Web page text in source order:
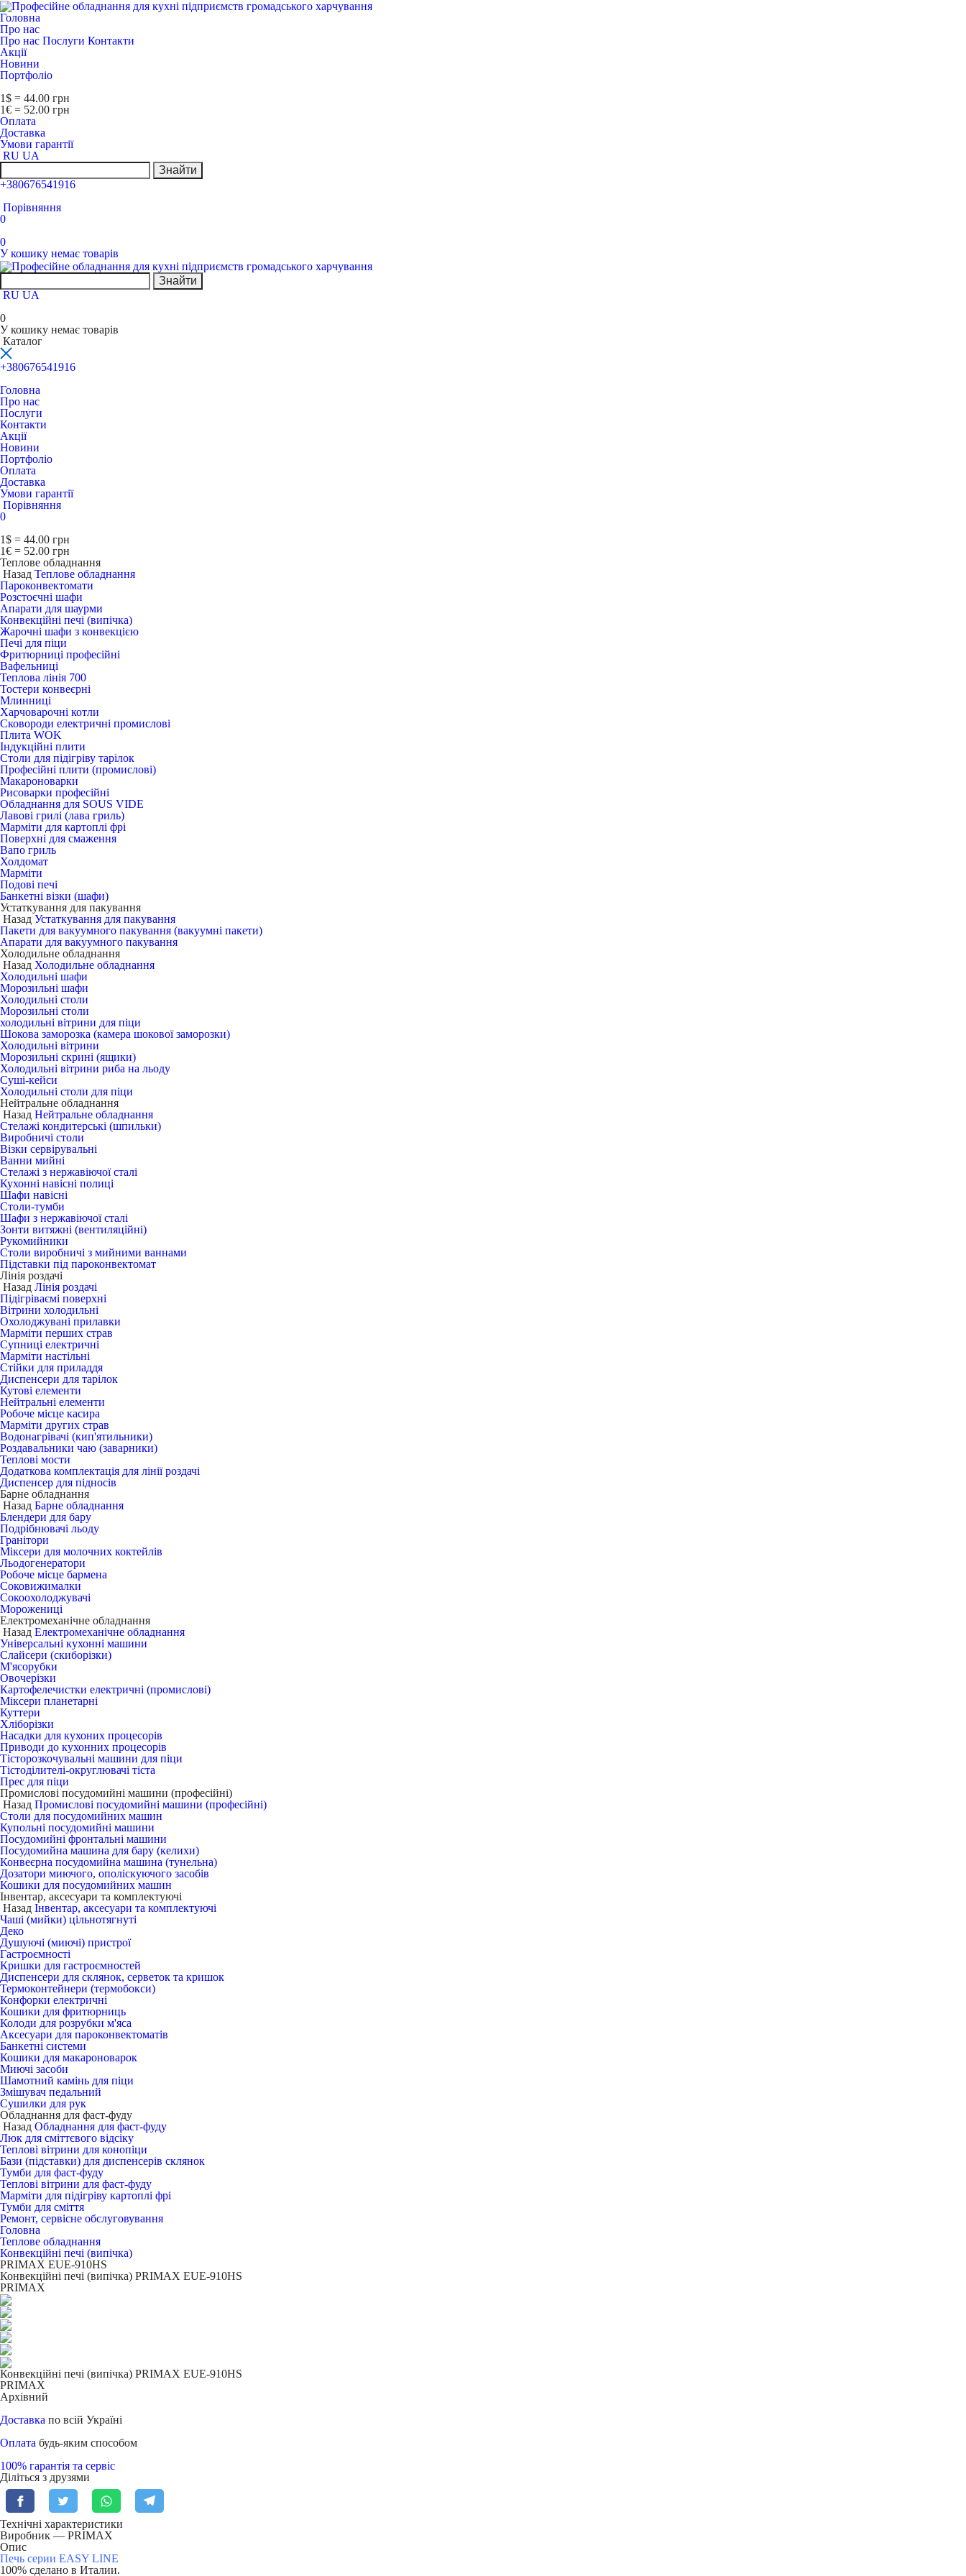
Головна
Про нас
Про нас Послуги Контакти
Акції
Новини
Портфоліо
1$ = 44.00 грн
1€ = 52.00 грн
Оплата
Доставка
Умови гарантії
RU UA
Знайти
+380676541916
Порівняння
0
0
У кошику немає товарів
Знайти
RU UA
0
У кошику немає товарів
Каталог
+380676541916
Головна
Про нас
Послуги
Контакти
Акції
Новини
Портфоліо
Оплата
Доставка
Умови гарантії
Порівняння
0
1$ = 44.00 грн
1€ = 52.00 грн
Теплове обладнання
Назад Теплове обладнання
Пароконвектомати
Розстоєчні шафи
Апарати для шаурми
Конвекційні печі (випічка)
Жарочні шафи з конвекцією
Печі для піци
Фритюрниці професійні
Вафельниці
Теплова лінія 700
Тостери конвеєрні
Млинниці
Харчоварочні котли
Сковороди електричні промислові
Плита WOK
Індукційні плити
Столи для підігріву тарілок
Професійні плити (промислові)
Макароноварки
Рисоварки професійні
Обладнання для SOUS VIDE
Лавові грилі (лава гриль)
Марміти для картоплі фрі
Поверхні для смаження
Вапо гриль
Холдомат
Марміти
Подові печі
Банкетні візки (шафи)
Устаткування для пакування
Назад Устаткування для пакування
Пакети для вакуумного пакування (вакуумні пакети)
Апарати для вакуумного пакування
Холодильне обладнання
Назад Холодильне обладнання
Холодильні шафи
Морозильні шафи
Холодильні столи
Морозильні столи
холодильні вітрини для піци
Шокова заморозка (камера шокової заморозки)
Холодильні вітрини
Морозильні скрині (ящики)
Холодильні вітрини риба на льоду
Суші-кейси
Холодильні столи для піци
Нейтральне обладнання
Назад Нейтральне обладнання
Стелажі кондитерські (шпильки)
Виробничі столи
Візки сервірувальні
Ванни мийні
Стелажі з нержавіючої сталі
Кухонні навісні полиці
Шафи навісні
Столи-тумби
Шафи з нержавіючої сталі
Зонти витяжні (вентиляційні)
Рукомийники
Столи виробничі з мийними ваннами
Підставки під пароконвектомат
Лінія роздачі
Назад Лінія роздачі
Підігріваємі поверхні
Вітрини холодильні
Охолоджувані прилавки
Марміти перших страв
Супниці електричні
Марміти настільні
Стійки для приладдя
Диспенсери для тарілок
Кутові елементи
Нейтральні елементи
Робоче місце касира
Марміти других страв
Водонагрівачі (кип'ятильники)
Роздавальники чаю (заварники)
Теплові мости
Додаткова комплектація для лінії роздачі
Диспенсер для підносів
Барне обладнання
Назад Барне обладнання
Блендери для бару
Подрібнювачі льоду
Гранітори
Міксери для молочних коктейлів
Льодогенератори
Робоче місце бармена
Соковижималки
Сокоохолоджувачі
Морожениці
Електромеханічне обладнання
Назад Електромеханічне обладнання
Універсальні кухонні машини
Слайсери (скиборізки)
М'ясорубки
Овочерізки
Картофелечистки електричні (промислові)
Міксери планетарні
Куттери
Хліборізки
Насадки для кухоних процесорів
Приводи до кухонних процесорів
Тісторозкочувальні машини для піци
Тістоділителі-округлювачі тіста
Прес для піци
Промислові посудомийні машини (професійні)
Назад Промислові посудомийні машини (професійні)
Столи для посудомийних машин
Купольні посудомийні машини
Посудомийні фронтальні машини
Посудомийна машина для бару (келихи)
Конвеєрна посудомийна машина (тунельна)
Дозатори миючого, ополіскуючого засобів
Кошики для посудомийних машин
Інвентар, аксесуари та комплектуючі
Назад Інвентар, аксесуари та комплектуючі
Чаші (мийки) цільнотягнуті
Деко
Душуючі (миючі) пристрої
Гастроємності
Кришки для гастроємностей
Диспенсери для склянок, серветок та кришок
Термоконтейнери (термобокси)
Конфорки електричні
Кошики для фритюрниць
Колоди для розрубки м'яса
Аксесуари для пароконвектоматів
Банкетні системи
Кошики для макароноварок
Миючі засоби
Шамотний камінь для піци
Змішувач педальний
Сушилки для рук
Обладнання для фаст-фуду
Назад Обладнання для фаст-фуду
Люк для сміттєвого відсіку
Теплові вітрини для конопіци
Бази (підставки) для диспенсерів склянок
Тумби для фаст-фуду
Теплові вітрини для фаст-фуду
Марміти для підігріву картоплі фрі
Тумби для сміття
Ремонт, сервісне обслуговування
Головна
Теплове обладнання
Конвекційні печі (випічка)
PRIMAX EUE-910HS
Конвекційні печі (випічка) PRIMAX EUE-910HS
PRIMAX
Конвекційні печі (випічка) PRIMAX EUE-910HS
PRIMAX
Архівний
Доставка по всій Україні
Оплата будь-яким способом
100% гарантія та сервіс
Діліться з друзями
Технічні характеристики
Виробник — PRIMAX
Опис
Печь серии EASY LINE
100% сделано в Италии.